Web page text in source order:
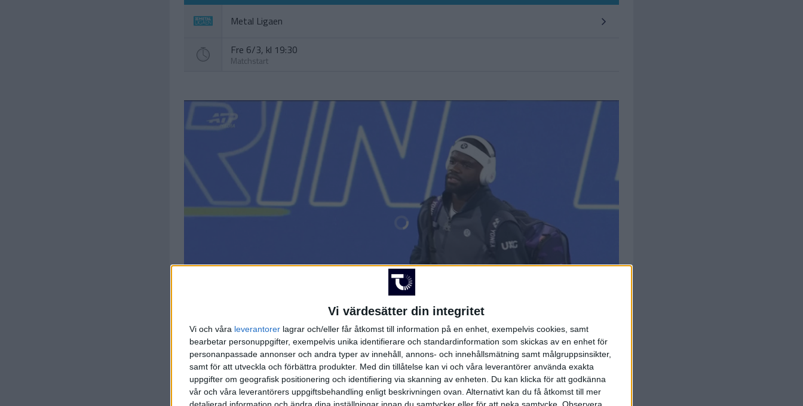
Vi värdesätter din integritet
Vi och våra leverantorer lagrar och/eller får åtkomst till information på en enhet, exempelvis cookies, samt
bearbetar personuppgifter, exempelvis unika identifierare och standardinformation som skickas av en enhet för
personanpassade annonser och andra typer av innehåll, annons- och innehållsmätning samt målgruppsinsikter,
samt för att utveckla och förbättra produkter. Med din tillåtelse kan vi och våra leverantörer använda exakta
uppgifter om geografisk positionering och identifiering via skanning av enheten. Du kan klicka för att godkänna
vår och våra leverantörers uppgiftsbehandling enligt beskrivningen ovan. Alternativt kan du få åtkomst till mer
Metal Ligaen
Fre 6/3, kl 19:30
Matchstart
HÄNDELSER
Period 1